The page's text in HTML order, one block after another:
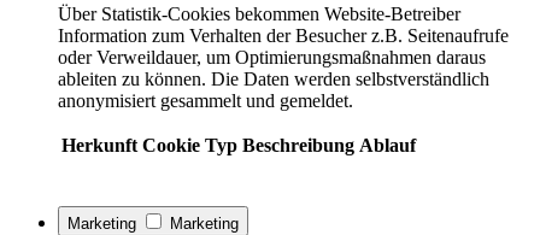
Über Statistik-Cookies bekommen Website-Betreiber
Information zum Verhalten der Besucher z.B. Seitenaufrufe
oder Verweildauer, um Optimierungsmaßnahmen daraus
ableiten zu können. Die Daten werden selbstverständlich
anonymisiert gesammelt und gemeldet.
Herkunft Cookie Typ Beschreibung Ablauf
Marketing Marketing